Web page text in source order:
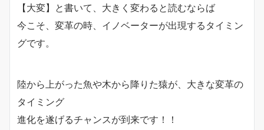
【大変】と書いて、大きく変わると読むならば
今こそ、変革の時、イノベーターが出現するタイミン
グです。
陸から上がった魚や木から降りた猿が、大きな変革の
タイミング
進化を遂げるチャンスが到来です！！